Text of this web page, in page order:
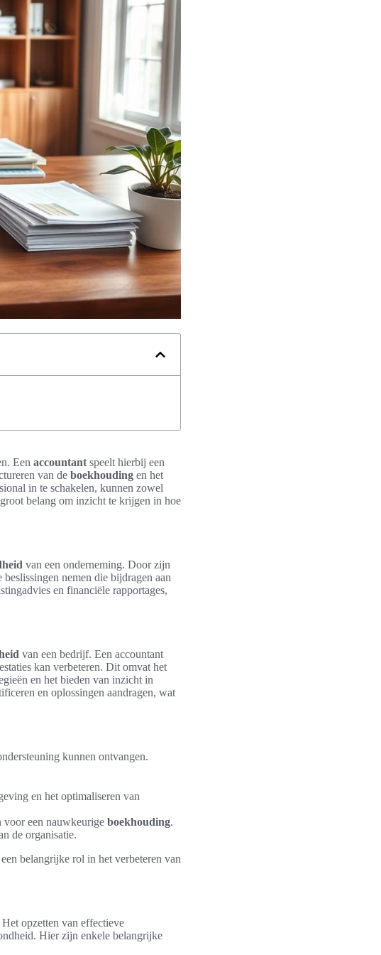
Een accountant speelt hierbij een
van de boekhouding en het
in te schakelen, kunnen zowel
belang om inzicht te krijgen in hoe
van een onderneming. Door zijn
nemen die bijdragen aan
en financiële rapportages,
van een bedrijf. Een accountant
kan verbeteren. Dit omvat het
en het bieden van inzicht in
en oplossingen aandragen, wat
kunnen ontvangen.
en het optimaliseren van
voor een nauwkeurige boekhouding.
de organisatie.
belangrijke rol in het verbeteren van
opzetten van effectieve
Hier zijn enkele belangrijke